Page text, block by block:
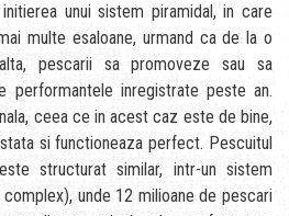
unui sistem piramidal, in care
multe esaloane, urmand ca de la o
pescarii sa promoveze sau sa
performantele inregistrate peste an.
ceea ce in acest caz este de bine,
si functioneaza perfect. Pescuitul
structurat similar, intr-un sistem
unde 12 milioane de pescari